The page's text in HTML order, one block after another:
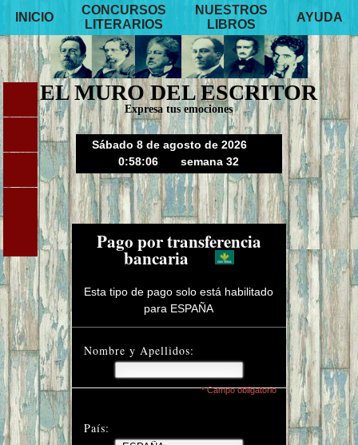
INICIO
CONCURSOS
LITERARIOS
NUESTROS
LIBROS
AYUDA
EL MURO DEL ESCRITOR
Expresa tus emociones
Sábado 8 de agosto de 2026
0:58:06 semana 32
Pago por transferencia
bancaria
Esta tipo de pago solo está habilitado
para ESPAÑA
Nombre y Apellidos:
* Campo obligatorio
País: